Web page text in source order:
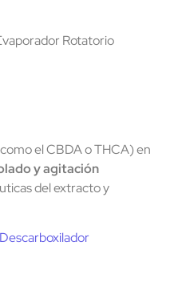
Rotatorio
el CBDA o THCA) en
y agitación
del extracto y